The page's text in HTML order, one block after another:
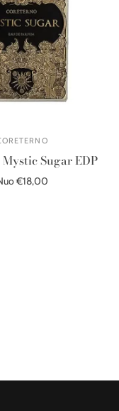
Sugar EDP
€18,00